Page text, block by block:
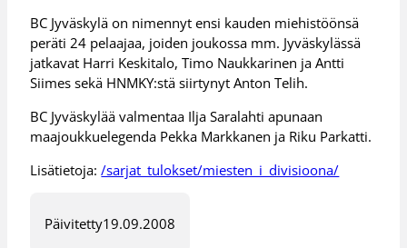
BC Jyväskylä on nimennyt ensi kauden miehistöönsä
peräti 24 pelaajaa, joiden joukossa mm. Jyväskylässä
jatkavat Harri Keskitalo, Timo Naukkarinen ja Antti
Siimes sekä HNMKY:stä siirtynyt Anton Telih.
BC Jyväskylää valmentaa Ilja Saralahti apunaan
maajoukkuelegenda Pekka Markkanen ja Riku Parkatti.
Lisätietoja:/sarjat_tulokset/miesten_i_divisioona/
Päivitetty19.09.2008